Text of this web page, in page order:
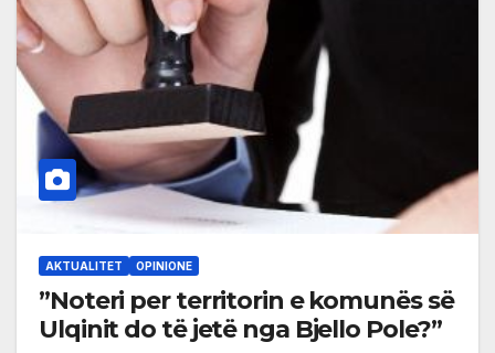
AKTUALITET OPINIONE
”Noteri per territorin e komunës së
Ulqinit do të jetë nga Bjello Pole?”